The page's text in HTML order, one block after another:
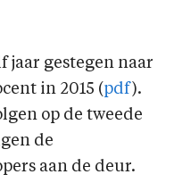
jaar gestegen naar
in 2015 (pdf ).
op de tweede
de
aan de deur.